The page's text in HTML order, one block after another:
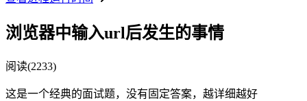
浏览器中输入url后发生的事情
阅读(2233)
这是一个经典的面试题，没有固定答案，越详细越好